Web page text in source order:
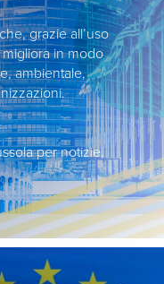
grazie all’uso
in modo
ambientale,
per notizie,